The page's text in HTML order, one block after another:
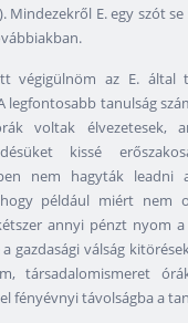
Mindezekről E. egy szót
végigülnöm az E.
legfontosabb tanulság
voltak élvezetesek,
kissé
nem hagyták leadni
például miért nem
annyi pénzt nyom
gazdasági válság
társadalomismeret
fényévnyi távolságba a